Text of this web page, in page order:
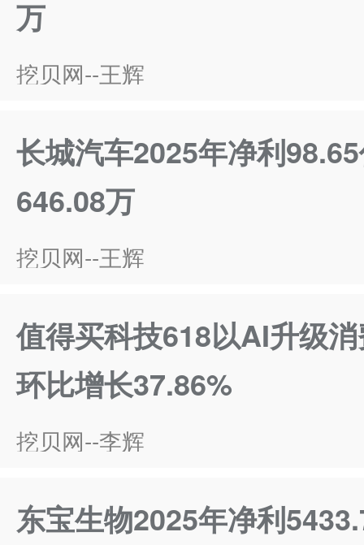
万
挖贝网--王辉
长城汽车2025年净利
646.08万
挖贝网--王辉
值得买科技618以AI升级
环比增长37.86%
挖贝网--李辉
东宝生物2025年净利